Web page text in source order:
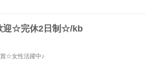
迎☆完休2日制☆/kb
賞☆女性活躍中♪